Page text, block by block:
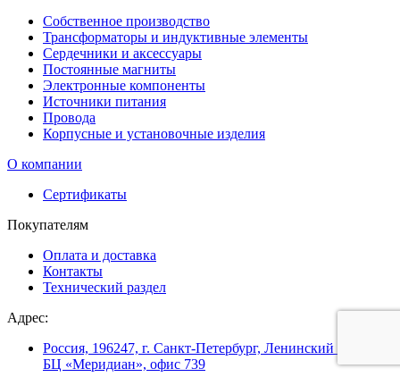
Собственное производство
Трансформаторы и индуктивные элементы
Сердечники и аксессуары
Постоянные магниты
Электронные компоненты
Источники питания
Провода
Корпусные и установочные изделия
О компании
Сертификаты
Покупателям
Оплата и доставка
Контакты
Технический раздел
Адрес:
Россия, 196247, г. Санкт-Петербург, Ленинский пр. 160,
БЦ «Меридиан», офис 739